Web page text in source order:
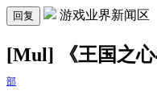
回复 游戏业界新闻区
[Mul] 《王国之
部